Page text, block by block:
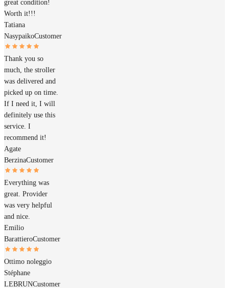
great condition!
Worth it!!!
Tatiana
NasypaikoCustomer
Thank you so
much, the stroller
was delivered and
picked up on time.
If I need it, I will
definitely use this
service. I
recommend it!
Agate
BerzinaCustomer
Everything was
great. Provider
was very helpful
and nice.
Emilio
BarattieroCustomer
Ottimo noleggio
Stéphane
LEBRUNCustomer